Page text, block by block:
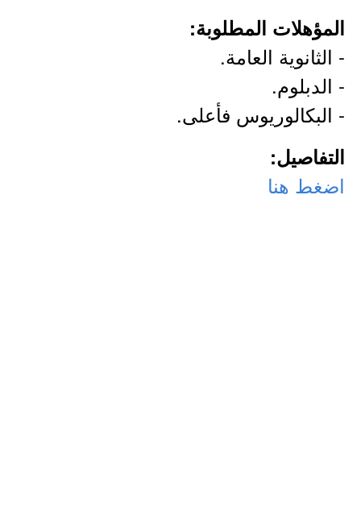
المؤهلات المطلوبة:
- الثانوية العامة.
- الدبلوم.
- البكالوريوس فأعلى.
التفاصيل:
اضغط هنا